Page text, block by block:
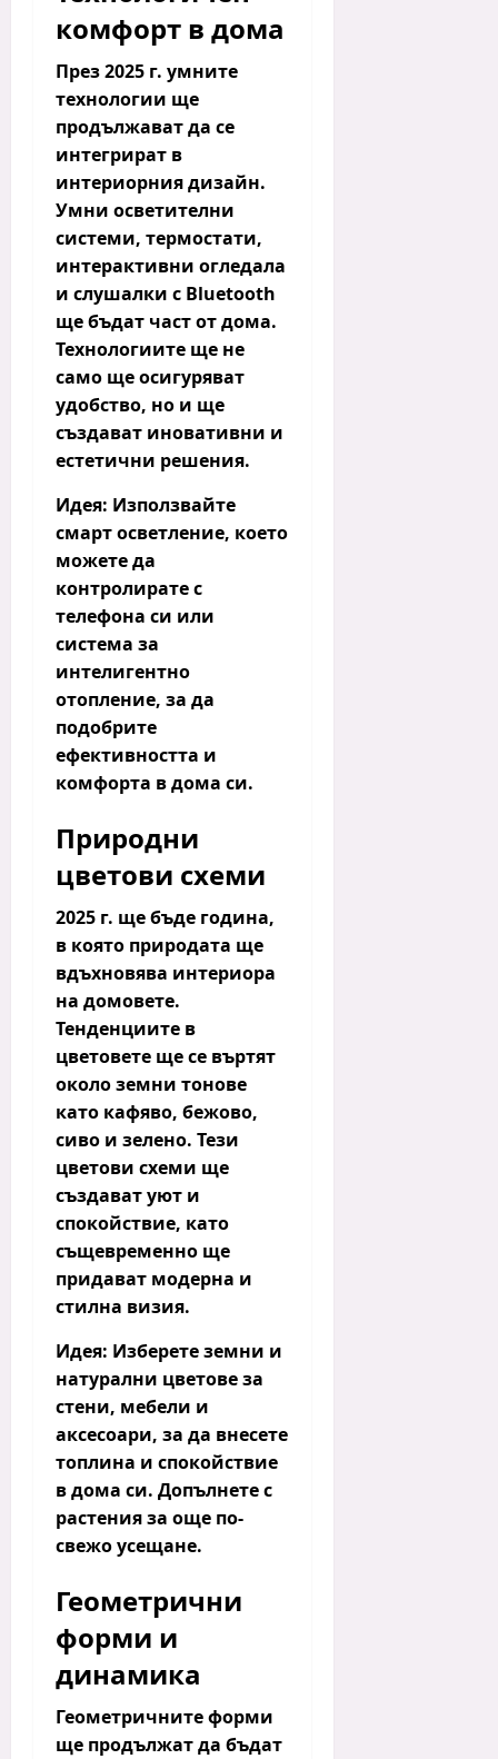
комфорт в дома
През 2025 г. умните
технологии ще
продължават да се
интегрират в
интериорния дизайн.
Умни осветителни
системи, термостати,
интерактивни огледала
и слушалки с Bluetooth
ще бъдат част от дома.
Технологиите ще не
само ще осигуряват
удобство, но и ще
създават иновативни и
естетични решения.
Идея: Използвайте
смарт осветление, което
можете да
контролирате с
телефона си или
система за
интелигентно
отопление, за да
подобрите
ефективността и
комфорта в дома си.
Природни
цветови схеми
2025 г. ще бъде година,
в която природата ще
вдъхновява интериора
на домовете.
Тенденциите в
цветовете ще се въртят
околоземни тонове
като кафяво, бежово,
сиво и зелено. Тези
цветови схеми ще
създават уют и
спокойствие, като
същевременно ще
придават модерна и
стилна визия.
Идея: Изберетеземни и
натурални цветовеза
стени, мебели и
аксесоари, за да внесете
топлина и спокойствие
в дома си. Допълнете с
растения за още по-
свежо усещане.
Геометрични
форми и
динамика
Геометричните форми
ще продължат да бъдат